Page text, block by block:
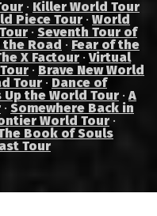
· Killer World Tour
Piece Tour · World
· Seventh Tour of
the Road · Fear of the
X Factour ·Virtual
· Brave New World
Tour · Dance of
Up the World Tour ·A
· Somewhere Back in
World Tour ·
Book of Souls
Tour